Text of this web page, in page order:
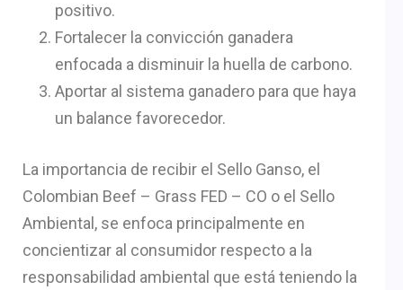
positivo.
Fortalecer la convicción ganadera
enfocada a disminuir la huella de carbono.
Aportar al sistema ganadero para que haya
un balance favorecedor.
La importancia de recibir el Sello Ganso, el
Colombian Beef – Grass FED – CO o el Sello
Ambiental, se enfoca principalmente en
concientizar al consumidor respecto a la
responsabilidad ambiental que está teniendo la